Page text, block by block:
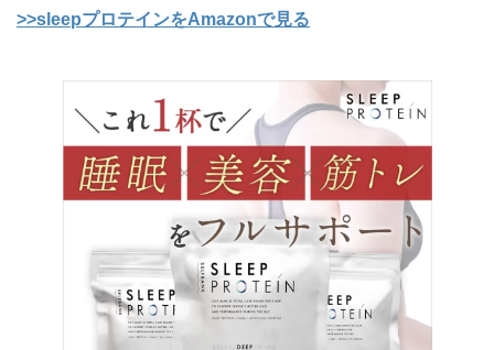
>>sleepプロテインをAmazonで見る